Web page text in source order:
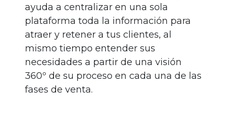
ayuda a centralizar en una sola
plataforma toda la información para
atraer y retener a tus clientes, al
mismo tiempo entender sus
necesidades a partir de una visión
360º de su proceso en cada una de las
fases de venta.